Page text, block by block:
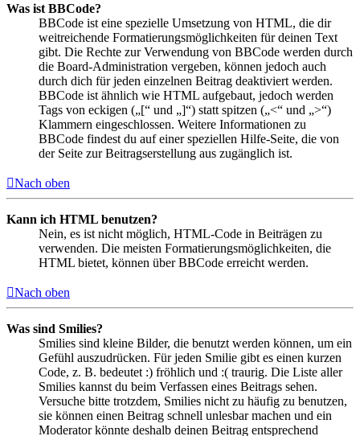
Was ist BBCode?
BBCode ist eine spezielle Umsetzung von HTML, die dir
weitreichende Formatierungsmöglichkeiten für deinen Text
gibt. Die Rechte zur Verwendung von BBCode werden durch
die Board-Administration vergeben, können jedoch auch
durch dich für jeden einzelnen Beitrag deaktiviert werden.
BBCode ist ähnlich wie HTML aufgebaut, jedoch werden
Tags von eckigen („[“ und „]“) statt spitzen („<“ und „>“)
Klammern eingeschlossen. Weitere Informationen zu
BBCode findest du auf einer speziellen Hilfe-Seite, die von
der Seite zur Beitragserstellung aus zugänglich ist.
Nach oben
Kann ich HTML benutzen?
Nein, es ist nicht möglich, HTML-Code in Beiträgen zu
verwenden. Die meisten Formatierungsmöglichkeiten, die
HTML bietet, können über BBCode erreicht werden.
Nach oben
Was sind Smilies?
Smilies sind kleine Bilder, die benutzt werden können, um ein
Gefühl auszudrücken. Für jeden Smilie gibt es einen kurzen
Code, z. B. bedeutet :) fröhlich und :( traurig. Die Liste aller
Smilies kannst du beim Verfassen eines Beitrags sehen.
Versuche bitte trotzdem, Smilies nicht zu häufig zu benutzen,
sie können einen Beitrag schnell unlesbar machen und ein
Moderator könnte deshalb deinen Beitrag entsprechend